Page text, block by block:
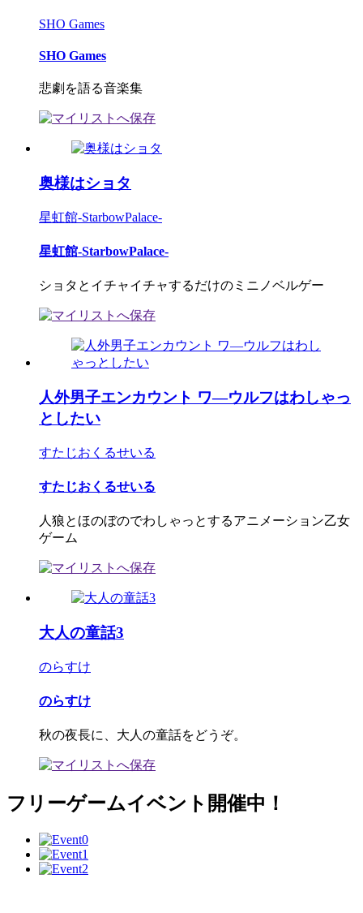
SHO Games
SHO Games
悲劇を語る音楽集
奥様はショタ
星虹館-StarbowPalace-
星虹館-StarbowPalace-
ショタとイチャイチャするだけのミニノベルゲー
人外男子エンカウント ワ―ウルフはわしゃっ
としたい
すたじおくるせいる
すたじおくるせいる
人狼とほのぼのでわしゃっとするアニメーション乙女
ゲーム
大人の童話3
のらすけ
のらすけ
秋の夜長に、大人の童話をどうぞ。
フリーゲームイベント開催中！